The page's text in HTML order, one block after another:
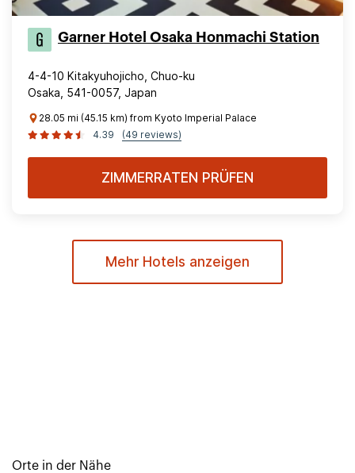
Garner Hotel Osaka Honmachi Station
4-4-10 Kitakyuhojicho, Chuo-ku
Osaka, 541-0057, Japan
28.05 mi (45.15 km) from Kyoto Imperial Palace
4.39
(49 reviews)
ZIMMERRATEN PRÜFEN
Mehr Hotels anzeigen
Orte in der Nähe